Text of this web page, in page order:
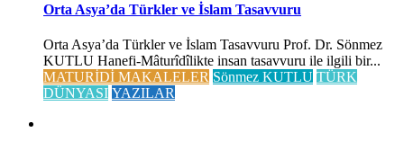
Orta Asya’da Türkler ve İslam Tasavvuru
Orta Asya’da Türkler ve İslam Tasavvuru Prof. Dr. Sönmez
KUTLU Hanefi-Mâturîdîlikte insan tasavvuru ile ilgili bir...
MATURİDİ MAKALELER Sönmez KUTLU TÜRK
DÜNYASI YAZILAR